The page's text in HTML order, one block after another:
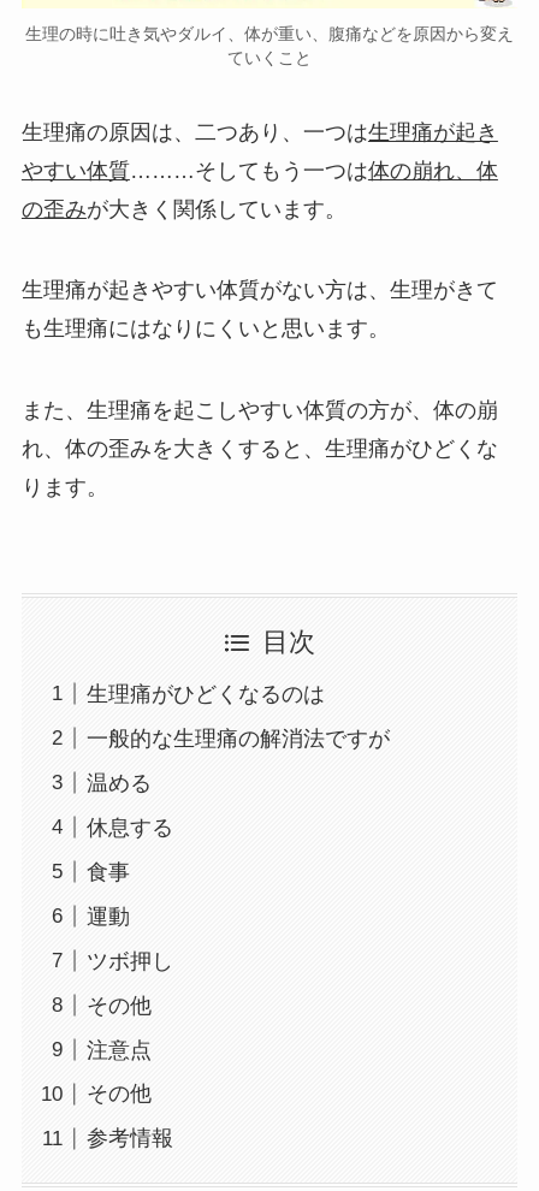
生理の時に吐き気やダルイ、体が重い、腹痛などを原因から変え
ていくこと
生理痛の原因は、二つあり、一つは生理痛が起き
やすい体質………そしてもう一つは体の崩れ、体
の歪みが大きく関係しています。
生理痛が起きやすい体質がない方は、生理がきて
も生理痛にはなりにくいと思います。
また、生理痛を起こしやすい体質の方が、体の崩
れ、体の歪みを大きくすると、生理痛がひどくな
ります。
目次
生理痛がひどくなるのは
一般的な生理痛の解消法ですが
温める
休息する
食事
運動
ツボ押し
その他
注意点
その他
参考情報